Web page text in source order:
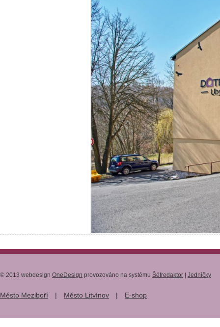
© 2013 webdesign OneDesign provozováno na systému Šéfredaktor Jedničky
Město Meziboří | Město Litvínov | E-shop